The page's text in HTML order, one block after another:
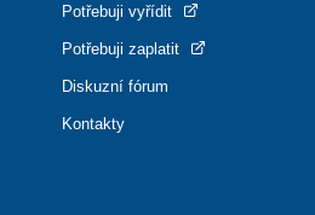
Potřebuji vyřídit
Potřebuji zaplatit
Diskuzní fórum
Kontakty